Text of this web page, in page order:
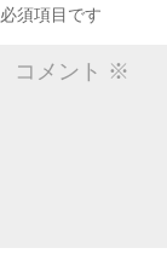
必須項目です